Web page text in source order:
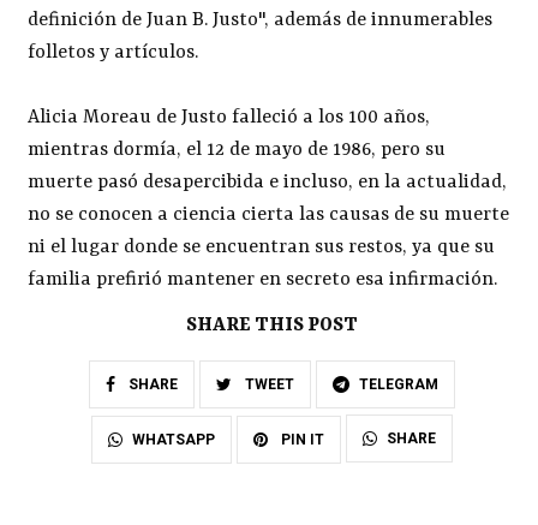
definición de Juan B. Justo", además de innumerables
folletos y artículos.
Alicia Moreau de Justo falleció a los 100 años,
mientras dormía, el 12 de mayo de 1986, pero su
muerte pasó desapercibida e incluso, en la actualidad,
no se conocen a ciencia cierta las causas de su muerte
ni el lugar donde se encuentran sus restos, ya que su
familia prefirió mantener en secreto esa infirmación.
SHARE THIS POST
SHARE TWEET TELEGRAM
WHATSAPP PIN IT SHARE